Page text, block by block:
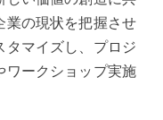
業の現状を把握させ
タマイズし、プロジ
ワークショップ実施